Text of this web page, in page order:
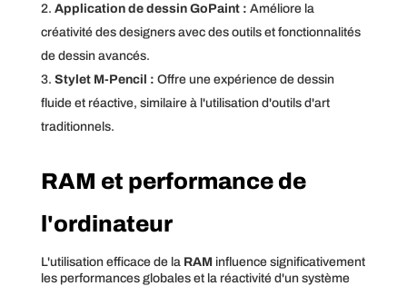
Application de dessin GoPaint : Améliore la
créativité des designers avec des outils et fonctionnalités
de dessin avancés.
Stylet M-Pencil : Offre une expérience de dessin
fluide et réactive, similaire à l'utilisation d'outils d'art
traditionnels.
RAM et performance de
l'ordinateur
L'utilisation efficace de la RAMinfluence significativement
les performances globales et la réactivité d'un système